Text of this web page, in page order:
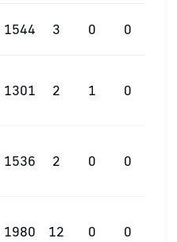
1544 3 0 0
1301 2 1 0
1536 2 0 0
1980 12 0 0